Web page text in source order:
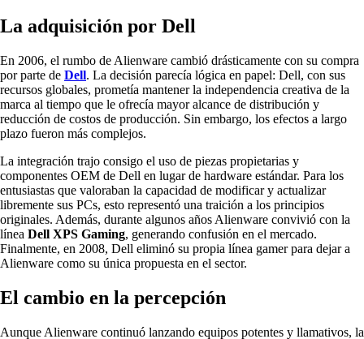
La adquisición por Dell
En 2006, el rumbo de Alienware cambió drásticamente con su compra
por parte de Dell. La decisión parecía lógica en papel: Dell, con sus
recursos globales, prometía mantener la independencia creativa de la
marca al tiempo que le ofrecía mayor alcance de distribución y
reducción de costos de producción. Sin embargo, los efectos a largo
plazo fueron más complejos.
La integración trajo consigo el uso de piezas propietarias y
componentes OEM de Dell en lugar de hardware estándar. Para los
entusiastas que valoraban la capacidad de modificar y actualizar
libremente sus PCs, esto representó una traición a los principios
originales. Además, durante algunos años Alienware convivió con la
línea Dell XPS Gaming, generando confusión en el mercado.
Finalmente, en 2008, Dell eliminó su propia línea gamer para dejar a
Alienware como su única propuesta en el sector.
El cambio en la percepción
Aunque Alienware continuó lanzando equipos potentes y llamativos, la